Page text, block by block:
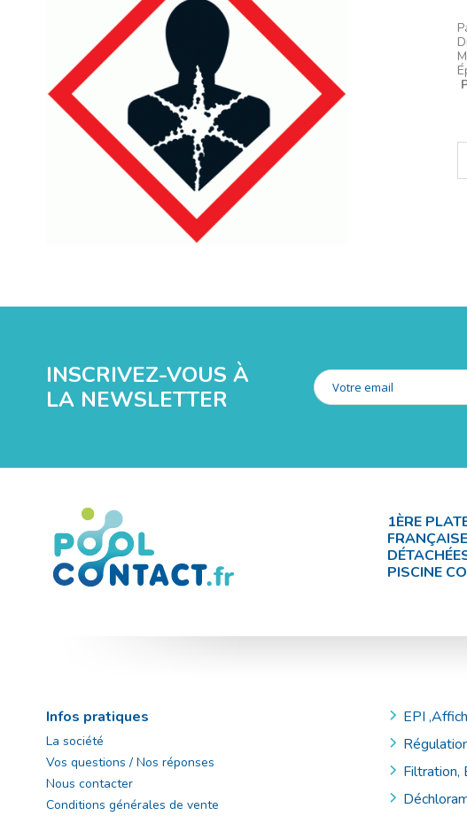
INSCRIVEZ-VOUS À
LA NEWSLETTER
1ÈRE
PISCINE
Infos pratiques
La société
Vos questions / Nos réponses
Nous contacter
Conditions générales de vente
EPI
Filtration,